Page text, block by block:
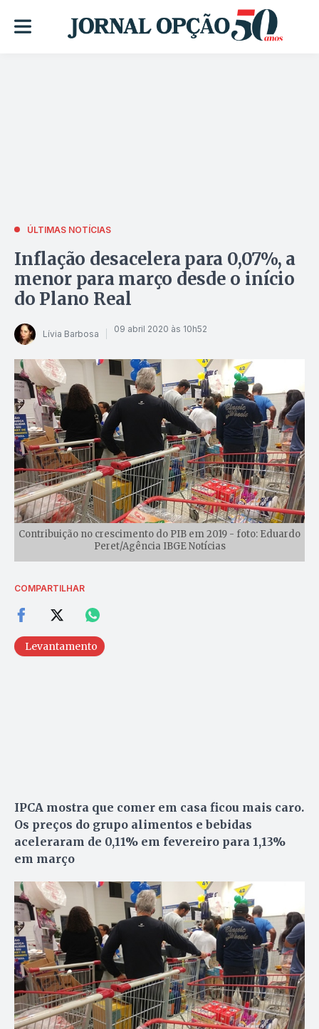
ÚLTIMAS NOTÍCIAS
Inflação desacelera para 0,07%, a
menor para março desde o início
do Plano Real
Lívia Barbosa 09 abril 2020 às 10h52
Contribuição no crescimento do PIB em 2019 - foto: Eduardo
Peret/Agência IBGE Notícias
COMPARTILHAR
Levantamento
IPCA mostra que comer em casa ficou mais caro.
Os preços do grupo alimentos e bebidas
aceleraram de 0,11% em fevereiro para 1,13%
em março